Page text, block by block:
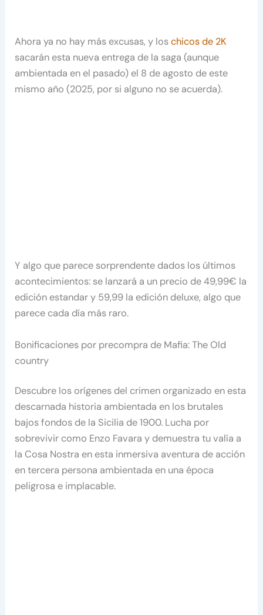
Ahora ya no hay más excusas, y loschicos de 2K
sacarán esta nueva entrega de la saga (aunque
ambientada en el pasado) el 8 de agosto de este
mismo año (2025, por si alguno no se acuerda).
Y algo que parece sorprendente dados los últimos
acontecimientos: se lanzará a un precio de 49,99€ la
edición estandar y 59,99 la edición deluxe, algo que
parece cada día más raro.
Bonificaciones por precompra de Mafia: The Old
country
Descubre los orígenes del crimen organizado en esta
descarnada historia ambientada en los brutales
bajos fondos de la Sicilia de 1900. Lucha por
sobrevivir como Enzo Favara y demuestra tu valía a
la Cosa Nostra en esta inmersiva aventura de acción
en tercera persona ambientada en una época
peligrosa e implacable.